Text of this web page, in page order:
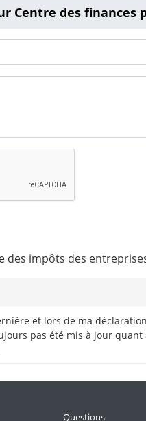
Centre des finances
des impôts des
et lors de ma
pas été mis à jour
Questions